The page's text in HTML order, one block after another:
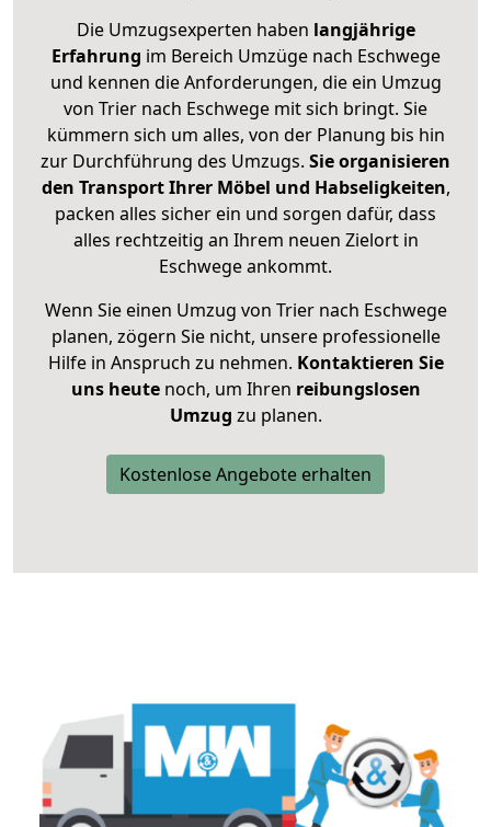
Die Umzugsexperten haben langjährige
Erfahrung im Bereich Umzüge nach Eschwege
und kennen die Anforderungen, die ein Umzug
von Trier nach Eschwege mit sich bringt. Sie
kümmern sich um alles, von der Planung bis hin
zur Durchführung des Umzugs. Sie organisieren
den Transport Ihrer Möbel und Habseligkeiten,
packen alles sicher ein und sorgen dafür, dass
alles rechtzeitig an Ihrem neuen Zielort in
Eschwege ankommt.
Wenn Sie einen Umzug von Trier nach Eschwege
planen, zögern Sie nicht, unsere professionelle
Hilfe in Anspruch zu nehmen. Kontaktieren Sie
uns heutenoch, um Ihren reibungslosen
Umzug zu planen.
Kostenlose Angebote erhalten